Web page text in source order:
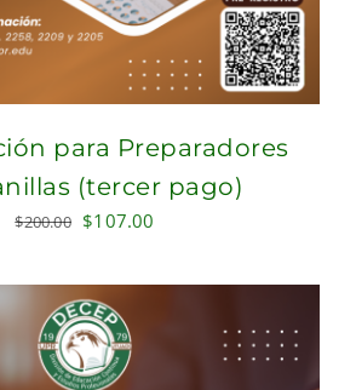
para Preparadores
(tercer pago)
$200.00 Original
was:
$200.00.
$107.00
is: